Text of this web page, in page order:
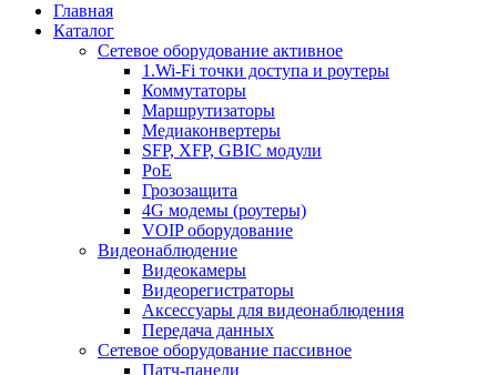
Главная
Каталог
Сетевое оборудование активное
1.Wi-Fi точки доступа и роутеры
Коммутаторы
Маршрутизаторы
Медиаконвертеры
SFP, XFP, GBIC модули
PoE
Грозозащита
4G модемы (роутеры)
VOIP оборудование
Видеонаблюдение
Видеокамеры
Видеорегистраторы
Аксессуары для видеонаблюдения
Передача данных
Сетевое оборудование пассивное
Патч-панели